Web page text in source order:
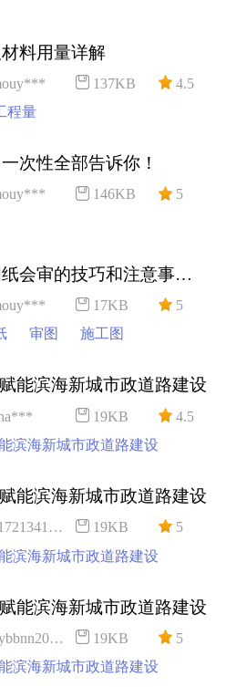
料用量详解
137KB
4.5
程量
次性全部告诉你！
146KB
5
实用干货！关于图纸会审的技巧和注意事项！
17KB
5
审图 施工图
能滨海新城市政道路建设
19KB
4.5
滨海新城市政道路建设
能滨海新城市政道路建设
19KB
5
滨海新城市政道路建设
能滨海新城市政道路建设
19KB
5
滨海新城市政道路建设